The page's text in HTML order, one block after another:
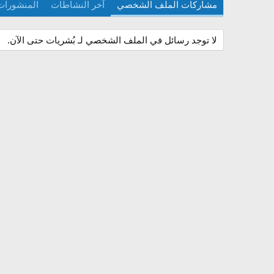
مشاركات الملف الشخصي آخر النشاطات
لا توجد رسائل في الملف الشخصي لـ بُشريات حتى الآن.